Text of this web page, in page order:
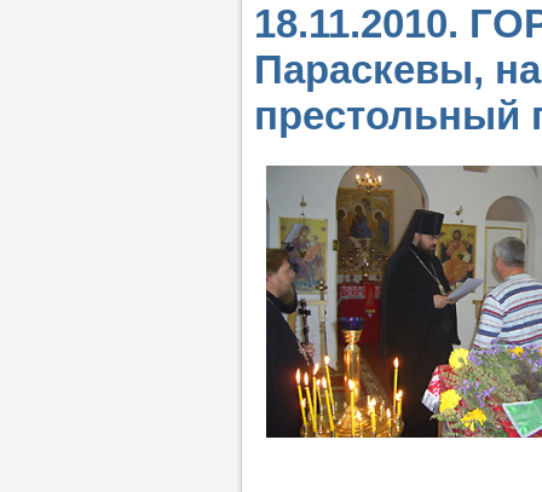
18.11.2010.
Параскевы,
престольный